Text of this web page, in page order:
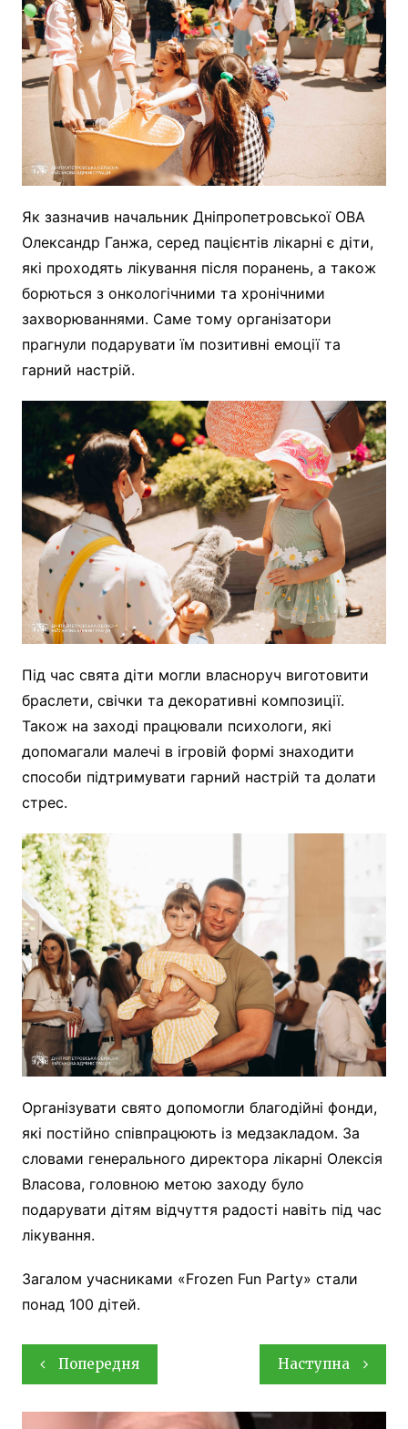
Як зазначив начальник Дніпропетровської ОВА
Олександр Ганжа, серед пацієнтів лікарні є діти,
які проходять лікування після поранень, а також
борються з онкологічними та хронічними
захворюваннями. Саме тому організатори
прагнули подарувати їм позитивні емоції та
гарний настрій.
Під час свята діти могли власноруч виготовити
браслети, свічки та декоративні композиції.
Також на заході працювали психологи, які
допомагали малечі в ігровій формі знаходити
способи підтримувати гарний настрій та долати
стрес.
Організувати свято допомогли благодійні фонди,
які постійно співпрацюють із медзакладом. За
словами генерального директора лікарні Олексія
Власова, головною метою заходу було
подарувати дітям відчуття радості навіть під час
лікування.
Загалом учасниками «Frozen Fun Party» стали
понад 100 дітей.
Навігація
записів
Попередня Наступна